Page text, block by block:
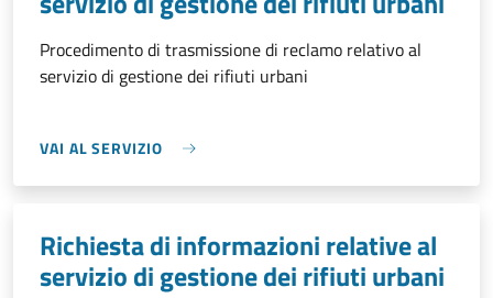
Procedimento di trasmissione di reclamo relativo al
servizio di gestione dei rifiuti urbani
VAI AL SERVIZIO
Richiesta di informazioni relative al
servizio di gestione dei rifiuti urbani